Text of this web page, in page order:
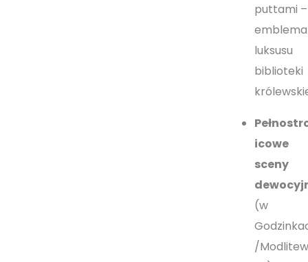
puttami –
luksusu
biblioteki
icowe
sceny
(w
/